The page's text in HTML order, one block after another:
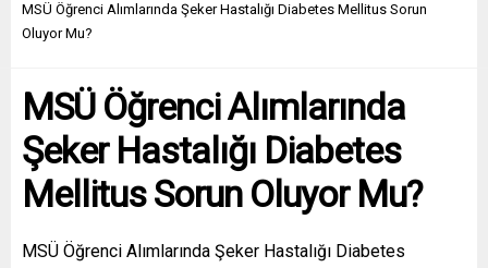
MSÜ Öğrenci Alımlarında Şeker Hastalığı Diabetes Mellitus Sorun
Oluyor Mu?
MSÜ Öğrenci Alımlarında
Şeker Hastalığı Diabetes
Mellitus Sorun Oluyor Mu?
MSÜ Öğrenci Alımlarında Şeker Hastalığı Diabetes